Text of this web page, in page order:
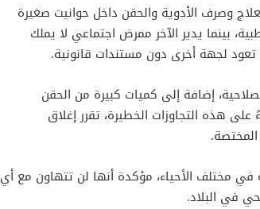
وصرف الأدوية والحقن داخل حوانيت صغيرة
بينما يدير الآخر ممرض اجتماعي لا يملك
تعود لجهة أخرى دون مستندات قانونية.
إضافة إلى كميات كبيرة من الحقن
هذه التجاوزات الخطيرة، تقرر إغلاق
في مختلف الأحياء، مؤكدة أنها لن تتهاون مع أي
في البلاد.